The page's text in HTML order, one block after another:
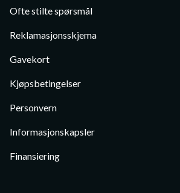
Ofte stilte spørsmål
Reklamasjonsskjema
Gavekort
Kjøpsbetingelser
Personvern
Informasjonskapsler
Finansiering